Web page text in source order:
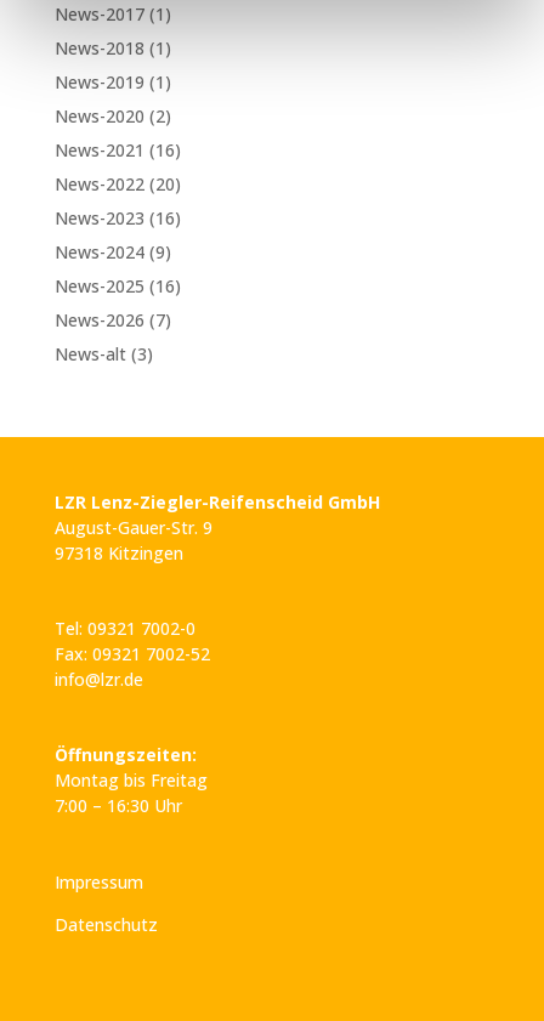
News-2017(1)
News-2018 (1)
News-2019 (1)
News-2020 (2)
News-2021 (16)
News-2022(20)
News-2023 (16)
News-2024(9)
News-2025 (16)
News-2026 (7)
News-alt(3)
LZR Lenz-Ziegler-Reifenscheid GmbH
August-Gauer-Str. 9
97318 Kitzingen
Tel: 09321 7002-0
Fax: 09321 7002-52
info@lzr.de
Öffnungszeiten:
Montag bis Freitag
7:00 – 16:30 Uhr
Impressum
Datenschutz